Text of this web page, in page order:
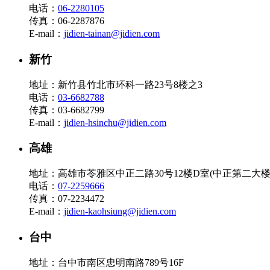
电话： 06-2280105
传真：06-2287876
E-mail： jidien-tainan@jidien.com
新竹
地址：新竹县竹北市环科一路23号8楼之3
电话： 03-6682788
传真：03-6682799
E-mail： jidien-hsinchu@jidien.com
高雄
地址：高雄市苓雅区中正二路30号12楼D室(中正第二大
电话： 07-2259666
传真：07-2234472
E-mail： jidien-kaohsiung@jidien.com
台中
地址：台中市南区忠明南路789号16F